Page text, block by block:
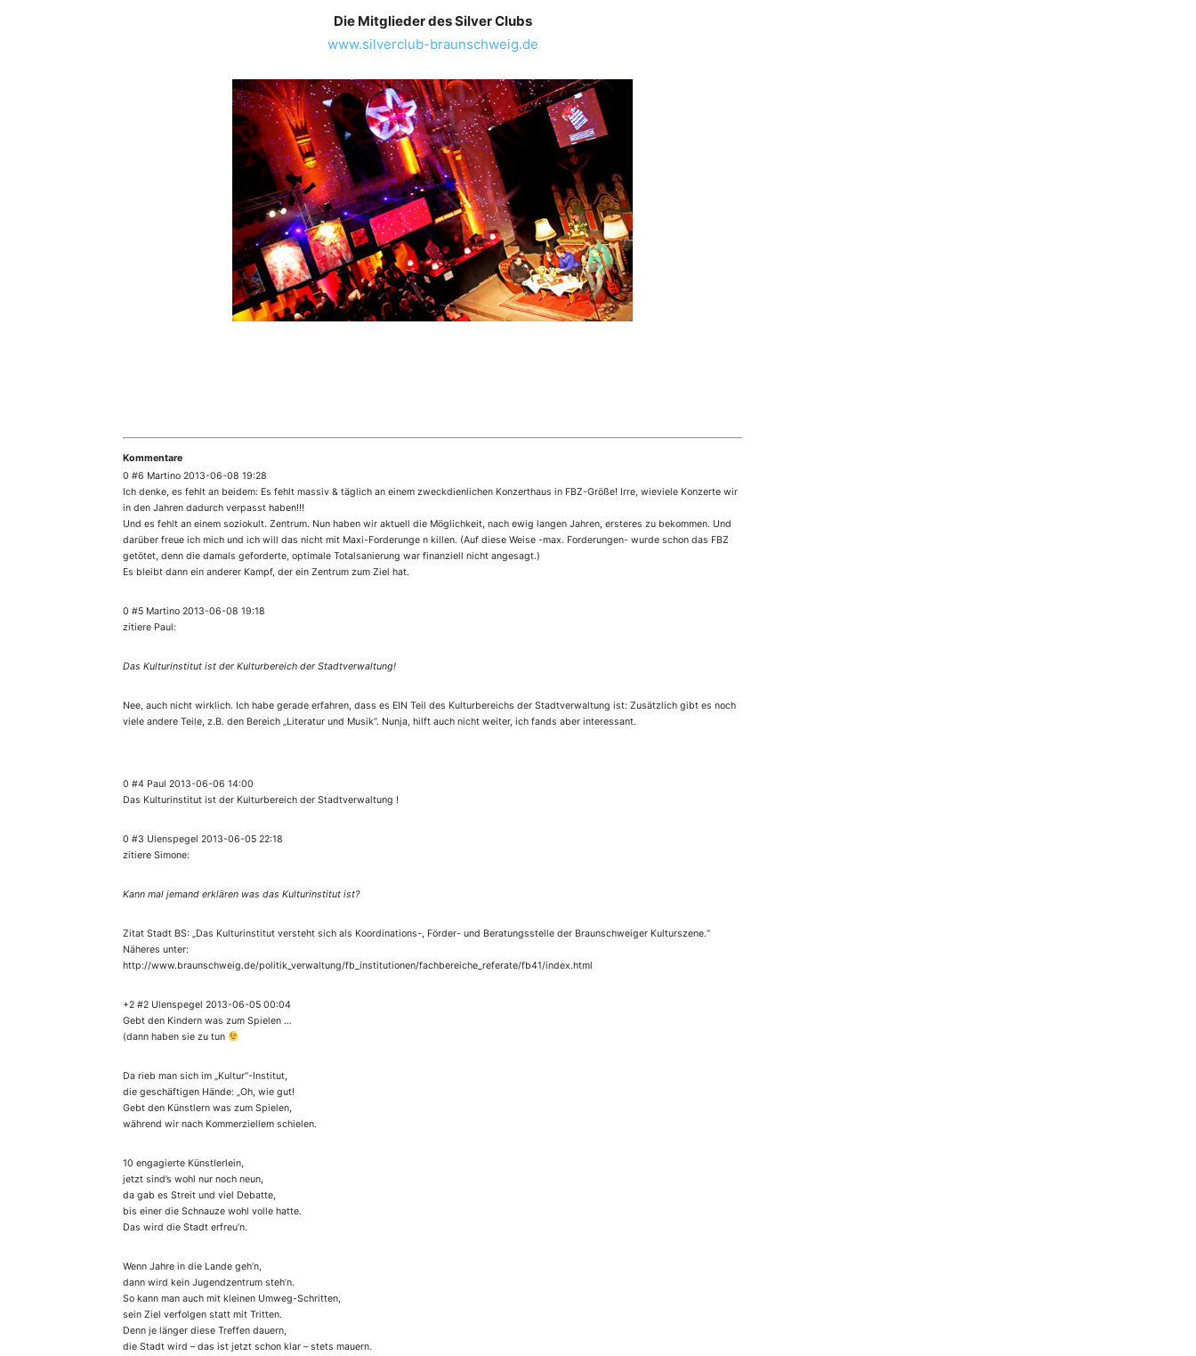
Die Mitglieder des Silver Clubs
www.silverclub-braunschweig.de
Kommentare
0 #6 Martino 2013-06-08 19:28
Ich denke, es fehlt an beidem: Es fehlt massiv & täglich an einem zweckdienlichen Konzerthaus in FBZ-Größe! Irre, wieviele Konzerte wir
in den Jahren dadurch verpasst haben!!!
Und es fehlt an einem soziokult. Zentrum. Nun haben wir aktuell die Möglichkeit, nach ewig langen Jahren, ersteres zu bekommen. Und
darüber freue ich mich und ich will das nicht mit Maxi-Forderunge n killen. (Auf diese Weise -max. Forderungen- wurde schon das FBZ
getötet, denn die damals geforderte, optimale Totalsanierung war finanziell nicht angesagt.)
Es bleibt dann ein anderer Kampf, der ein Zentrum zum Ziel hat.
0 #5 Martino 2013-06-08 19:18
zitiere Paul:
Das Kulturinstitut ist der Kulturbereich der Stadtverwaltung!
Nee, auch nicht wirklich. Ich habe gerade erfahren, dass es EIN Teil des Kulturbereichs der Stadtverwaltung ist: Zusätzlich gibt es noch
viele andere Teile, z.B. den Bereich „Literatur und Musik“. Nunja, hilft auch nicht weiter, ich fands aber interessant.
0 #4 Paul 2013-06-06 14:00
Das Kulturinstitut ist der Kulturbereich der Stadtverwaltung !
0 #3 Ulenspegel 2013-06-05 22:18
zitiere Simone:
Kann mal jemand erklären was das Kulturinstitut ist?
Zitat Stadt BS: „Das Kulturinstitut versteht sich als Koordinations-, Förder- und Beratungsstelle der Braunschweiger Kulturszene.“
Näheres unter:
http://www.braunschweig.de/politik_verwaltung/fb_institutionen/fachbereiche_referate/fb41/index.html
+2 #2 Ulenspegel 2013-06-05 00:04
Gebt den Kindern was zum Spielen …
(dann haben sie zu tun
Da rieb man sich im „Kultur“-Institut,
die geschäftigen Hände: „Oh, wie gut!
Gebt den Künstlern was zum Spielen,
während wir nach Kommerziellem schielen.
10 engagierte Künstlerlein,
jetzt sind’s wohl nur noch neun,
da gab es Streit und viel Debatte,
bis einer die Schnauze wohl volle hatte.
Das wird die Stadt erfreu’n.
Wenn Jahre in die Lande geh’n,
dann wird kein Jugendzentrum steh’n.
So kann man auch mit kleinen Umweg-Schritten,
sein Ziel verfolgen statt mit Tritten.
Denn je länger diese Treffen dauern,
die Stadt wird – das ist jetzt schon klar – stets mauern.